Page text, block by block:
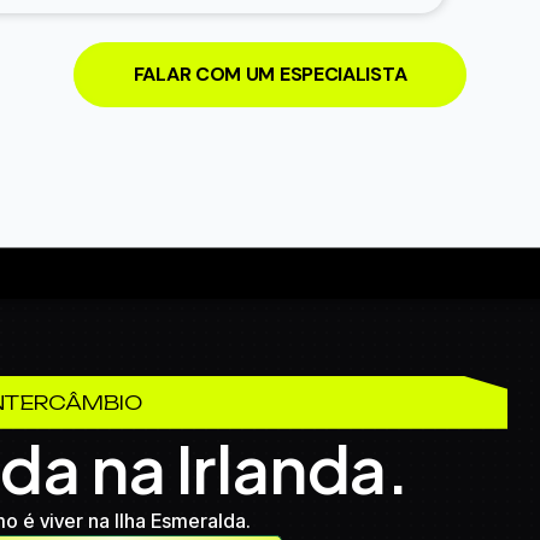
FALAR COM UM ESPECIALISTA
Crescimento
Futuro Lembranças
na Irlanda.
é viver na Ilha Esmeralda.